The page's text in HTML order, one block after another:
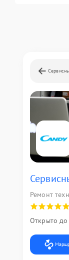
Ремонт
Открыто